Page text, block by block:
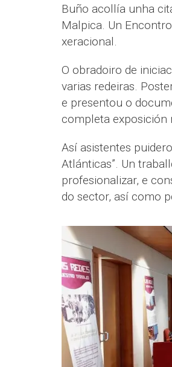
Buño acollía unha
Malpica. Un
xeracional.
O obradoiro de
varias redeiras.
e presentou o
completa exposición
Así asistentes
Atlánticas”. Un
profesionalizar, e
do sector, así como